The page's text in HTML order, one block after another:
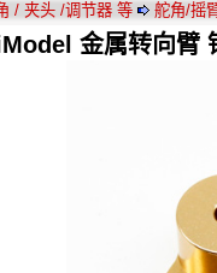
/ 夹头 /调节器 等 舵角/摇
金属转向臂